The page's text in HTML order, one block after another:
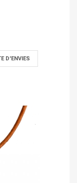
D'ENVIES